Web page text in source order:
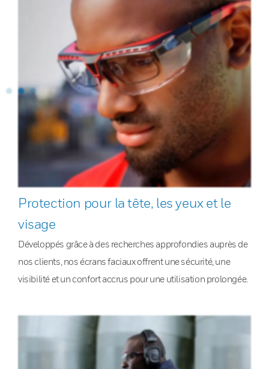
Protection pour la tête, les yeux et le
visage
Développés grâce à des recherches approfondies auprès de
nos clients, nos écrans faciaux offrent une sécurité, une
visibilité et un confort accrus pour une utilisation prolongée.